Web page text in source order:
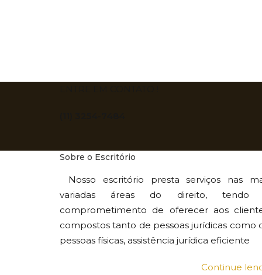
Sobre o Escritório
Nosso escritório presta serviços nas
variadas áreas do direito, tendo
comprometimento de oferecer aos
compostos tanto de pessoas jurídicas como
pessoas físicas, assistência jurídica eficiente
Continue